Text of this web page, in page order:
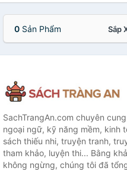
0 Sản Phẩm Sắp
SachTrangAn.com chuyên
ngoại ngữ, kỹ năng mềm, kinh
sách thiếu nhi, truyện tranh,
tham khảo, luyện thi... Bằng
không ngừng, chúng tôi đã